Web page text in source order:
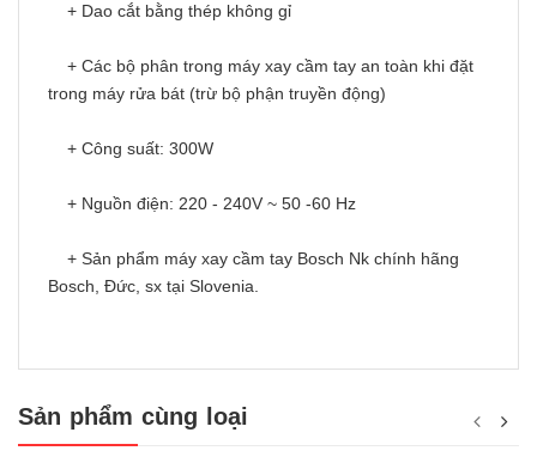
+ Dao cắt bằng thép không gỉ
+ Các bộ phân trong máy xay cầm tay an toàn khi đặt
trong máy rửa bát (trừ bộ phận truyền động)
+ Công suất: 300W
+ Nguồn điện: 220 - 240V ~ 50 -60 Hz
+ Sản phẩm máy xay cầm tay Bosch Nk chính hãng
Bosch, Đức, sx tại Slovenia.
Sản phẩm cùng loại